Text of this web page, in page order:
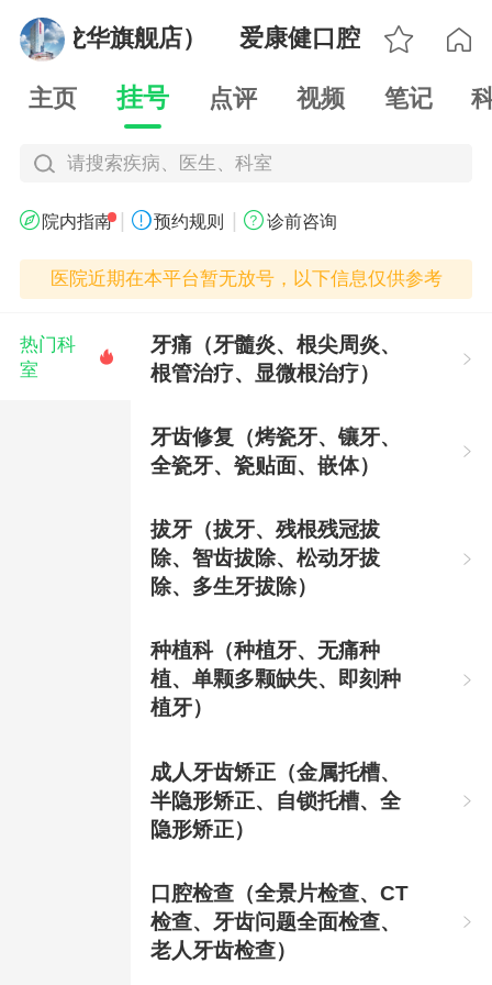
腔（龙华旗舰店） 爱康健口腔（龙华旗舰
 
主页 挂号 点评 视频 笔记
请搜索疾病、医生、科室
 院内指南 预约规则 诊前咨询
医院近期在本平台暂无放号，以下信息仅供参考
热门科
室

牙痛（牙髓炎、根尖周炎、
根管治疗、显微根治疗）

牙齿修复（烤瓷牙、镶牙、
全瓷牙、瓷贴面、嵌体）

拔牙（拔牙、残根残冠拔
除、智齿拔除、松动牙拔
除、多生牙拔除）

种植科（种植牙、无痛种
植、单颗多颗缺失、即刻种
植牙）

成人牙齿矫正（金属托槽、
半隐形矫正、自锁托槽、全
隐形矫正）

口腔检查（全景片检查、CT
检查、牙齿问题全面检查、
老人牙齿检查）
